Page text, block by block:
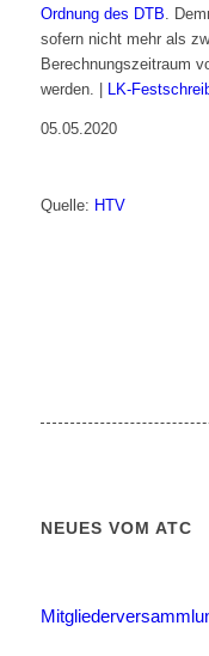
Ordnung des DTB.
sofern nicht mehr als
Berechnungszeitraum
werden. |
LK-
05.05.2020
Quelle: HTV
NEUES VOM ATC